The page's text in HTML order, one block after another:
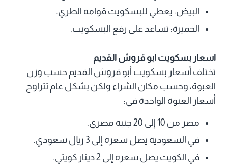
البيض: يعطي للبسكويت قوامه الطري.
الخميرة: تساعد على رفع البسكويت.
اسعار بسكويت ابو قروش القديم
تختلف أسعار بسكويت أبو قروش القديم حسب وزن
العبوة، وحسب مكان الشراء ولكن بشكل عام تتراوح
أسعار العبوة الواحدة في:
مصر من 10 إلى 20 جنيه مصري.
في السعودية يصل سعره إلى 3 ريال سعودي.
في الكويت يصل سعره إلى 2 دينار كويتي.